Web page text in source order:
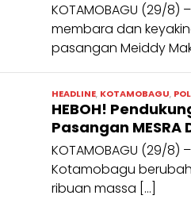
KOTAMOBAGU (29/
membara dan
pasangan Meiddy
HEADLINE, KOTAMOBAGU,
HEBOH!
Pasangan MESRA
KOTAMOBAGU (29/
Kotamobagu
ribuan massa […]